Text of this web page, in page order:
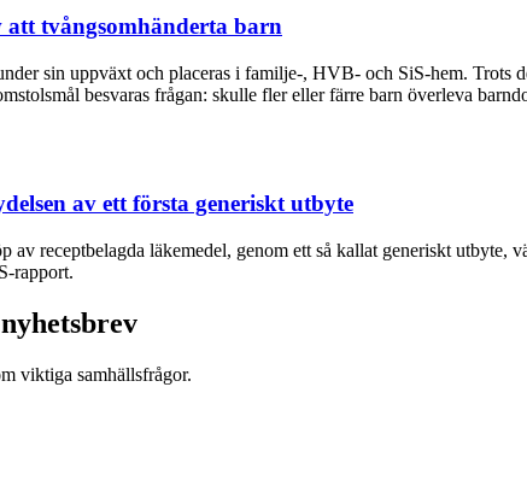
att tvångsomhänderta barn
sin uppväxt och placeras i familje-, HVB- och SiS-hem. Trots
besvaras frågan: skulle fler eller färre barn överleva
av ett första generiskt utbyte
receptbelagda läkemedel, genom ett så kallat generiskt utbyte,
rapport.
viktiga samhällsfrågor.